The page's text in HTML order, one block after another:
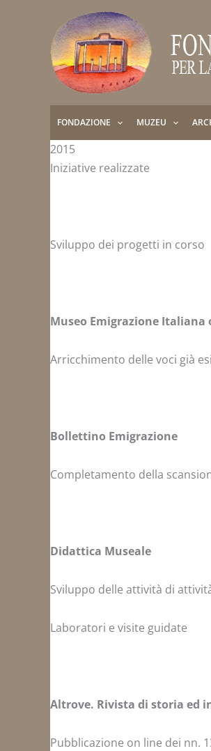
FONDAZIONE MUZEU
2015
Iniziative realizzate
Sviluppo dei progetti in corso
Museo Emigrazione Italiana
Arricchimento delle voci già
Bollettino Emigrazione
Completamento della
Didattica Museale
Sviluppo delle attività di
Laboratori e visite guidate
Altrove. Rivista di storia ed
Pubblicazione on line dei nn.